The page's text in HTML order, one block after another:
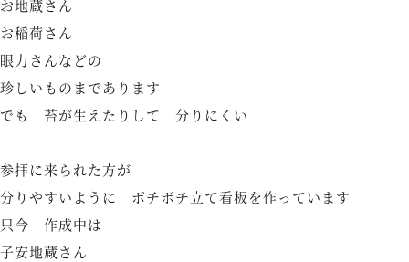
お地蔵さん
お稲荷さん
眼力さんなどの
珍しいものまであります
でも 苔が生えたりして 分りにくい
参拝に来られた方が
分りやすいように ボチボチ立て看板を作っています
只今 作成中は
子安地蔵さん